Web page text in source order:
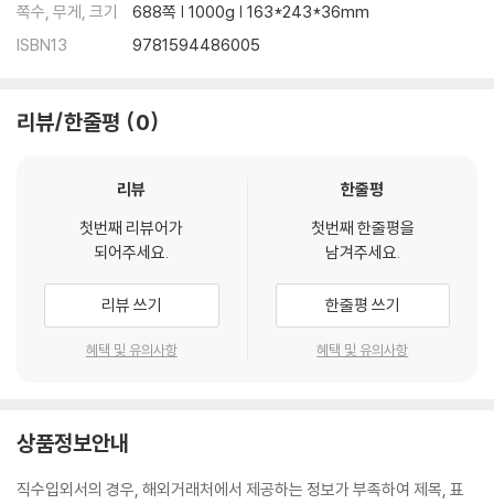
쪽수, 무게, 크기
688쪽 | 1000g | 163*243*36mm
ISBN13
9781594486005
리뷰/한줄평 0
리뷰
첫번째 리뷰어가
되어주세요.
리뷰 쓰기
혜택 및 유의사항
한줄평
첫번째 한줄평을
남겨주세요.
한줄평 쓰기
혜택 및 유의사항
상품정보안내
직수입외서의 경우, 해외거래처에서 제공하는 정보가 부족하여 제목, 표